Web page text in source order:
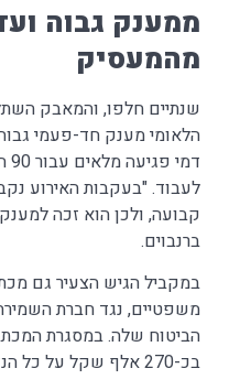
ממענק גבוה
מהמעסיק
שנתיים חלפו, והמאבק
הלאומי מענק חד-פעמי
קבועה, ולכן הוא זכה
ברנבוים.
במקביל הגיש הצעיר גם
משפטיים, נגד חברת
הביטוח שלה. במסגרת
בכ-270 אלף שקל על כל הנזקים שנגרמו לו.